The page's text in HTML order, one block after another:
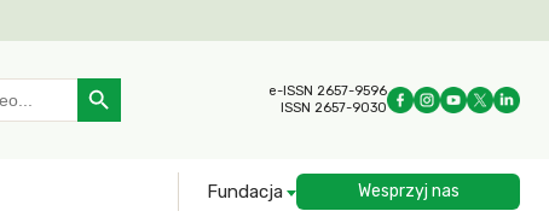
Search Button
e-ISSN 2657-9596
ISSN 2657-9030
Fundacja Wesprzyj nas